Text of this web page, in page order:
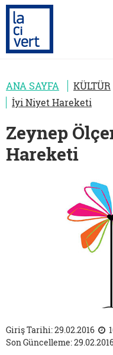
ANA SAYFA KÜLTÜR
İyi Niyet Hareketi
Zeynep
Hareketi
Giriş Tarihi: 29.02.2016
Son Güncelleme: